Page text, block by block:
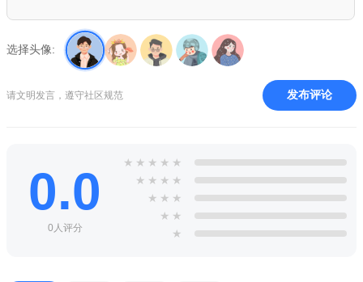
选择头像:
请文明发言，遵守社区规范 发布评论
0.0
0人评分
★ ★ ★ ★ ★
★ ★ ★ ★
★ ★ ★
★ ★
★